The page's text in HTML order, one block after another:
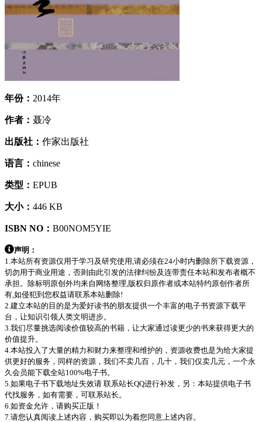
年份： 2014年
作者： 聂冷
出版社： 作家出版社
语言： chinese
类型： EPUB
大小： 446 KB
ISBN NO： B00NOM5YIE
声明：
1.本站所有资源仅用于学习及研究使用,请必须在24小时内删除所下载资源，
切勿用于商业用途，否则由此引发的法律纠纷及连带责任本站和发布者概不
承担。除标明原创外均来自网络整理,版权归原作者或本站特约原创作者所
有,如侵犯到您权益请联系本站删除!
2.建立本站的目的是为爱好读书的朋友提供一个丰富的电子书资源下载平
台，让知识引领人类文明进步。
3.我们尽量挑选阅读价值较高的书籍，让大家通过读更少的书来获得更大的
价值提升。
4.本站投入了大量的精力和财力来整理和维护的，资源收费也是为给大家提
供更好的服务，同样的资源，我们不卖几百，几十，我们仅卖几元，一个永
久会员能下载全站100%电子书。
5.如果电子书下载地址失效请 联系站长QQ进行补发，另：本站提供电子书
代找服务，如有需要，可联系站长。
6.如资金允许，请购买正版！
7.请您认真阅读上述内容，购买即以为着您同意上述内容。